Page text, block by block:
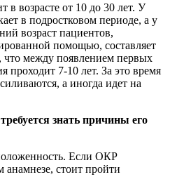
в возрасте от 10 до 30 лет. У
в подростковом периоде, а у
возраст пациентов,
помощью, составляет
что между появлением первых
проходит 7-10 лет. За это время
а иногда идет на
знать причины его
Если ОКР
анамнезе, стоит пройти